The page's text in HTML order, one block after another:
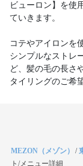
ビューロン】を使
ていきます。
コテやアイロンを
シンプルなストレ
ど、髪の毛の長さ
タイリングのご希
MEZON（メゾン） /
ト/メニュー詳細